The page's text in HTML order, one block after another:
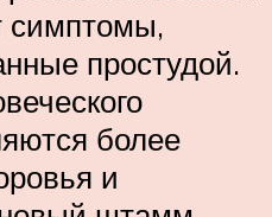
симптомы,
простудой.
более
и